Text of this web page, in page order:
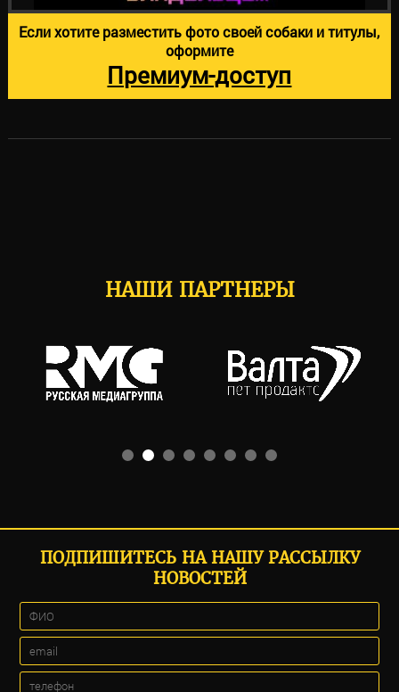
Если хотите разместить фото своей собаки и титулы,
оформите
Премиум-доступ
НАШИ ПАРТНЕРЫ
ПОДПИШИТЕСЬ НА НАШУ РАССЫЛКУ
НОВОСТЕЙ